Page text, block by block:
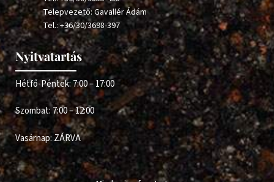
Telepvezető: Gavallér Ádám
Tel.:+36/30/3698-397
Nyitvatartás
Hétfő-Péntek: 7:00 – 17:00
Szombat: 7:00 – 12:00
Vasárnap: ZÁRVA